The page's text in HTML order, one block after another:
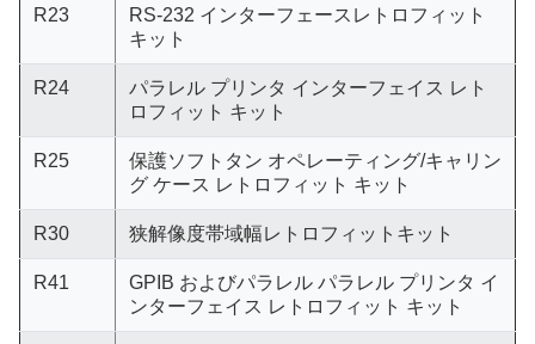
R23
RS-232 インターフェースレトロフィット
キット
R24
パラレル プリンタ インターフェイス レト
ロフィット キット
R25
保護ソフトタン オペレーティング/キャリン
グ ケース レトロフィット キット
R30 狭解像度帯域幅レトロフィットキット
R41
GPIB およびパラレル パラレル プリンタ イ
ンターフェイス レトロフィット キット